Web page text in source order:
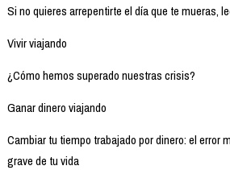
Si no quieres arrepentirte el día que te mueras,
Vivir viajando
¿Cómo hemos superado nuestras crisis?
Ganar dinero viajando
Cambiar tu tiempo trabajado por dinero: el error
grave de tu vida